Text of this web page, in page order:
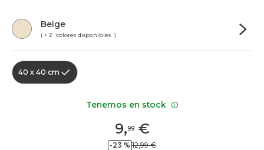
Beige
( + 2 colores disponibles )
40 x 40 cm
9,99€
-23 % 12,99 €